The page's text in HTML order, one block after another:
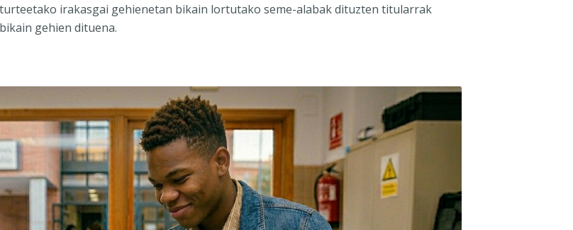
irakasgai gehienetan bikain lortutako seme-alabak dituzten titularrak
gehien dituena.